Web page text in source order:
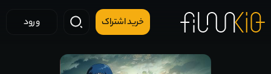
خرید اشتراک ورود